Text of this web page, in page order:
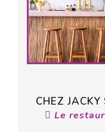
CHEZ
Le